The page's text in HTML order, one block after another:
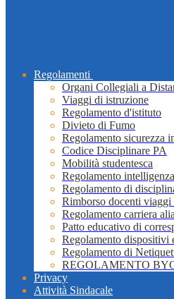
Regolamenti
Organi Collegiali a
Viaggi di istruzione
Regolamento d'istituto
Divieto di Fumo
Regolamento sicurezza
Codice Disciplinare PA
Mobilità studentesca
Regolamento
Regolamento di
Rimborso docenti
Regolamento carriera
Patto educativo di
Regolamento dispositivi
Regolamento di
REGOLAMENTO
Privacy
Attività Sindacale